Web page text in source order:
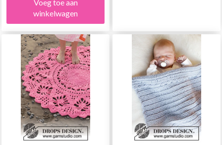
Voeg toe aan
winkelwagen